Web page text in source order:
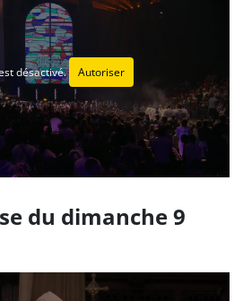
désactivé. Autoriser
du dimanche 9